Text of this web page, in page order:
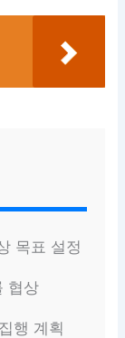
목표 설정
협상
행 계획